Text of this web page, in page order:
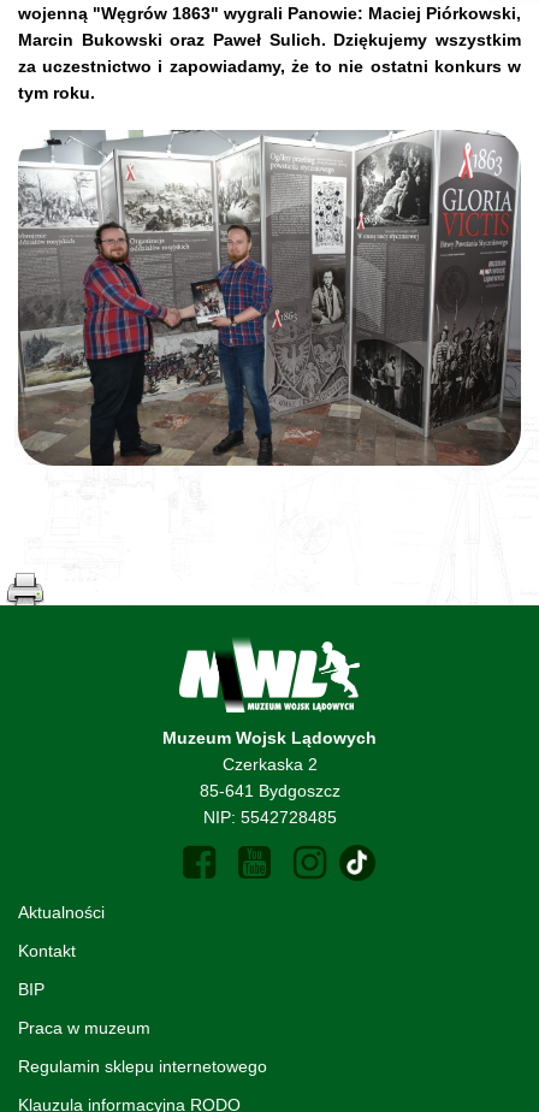
wojenną "Węgrów 1863" wygrali Panowie: Maciej Piórkowski,
Marcin Bukowski oraz Paweł Sulich. Dziękujemy wszystkim
za uczestnictwo i zapowiadamy, że to nie ostatni konkurs w
tym roku.
Muzeum Wojsk Lądowych
Czerkaska 2
85-641 Bydgoszcz
NIP: 5542728485
Aktualności
Kontakt
BIP
Praca w muzeum
Regulamin sklepu internetowego
Klauzula informacyjna RODO